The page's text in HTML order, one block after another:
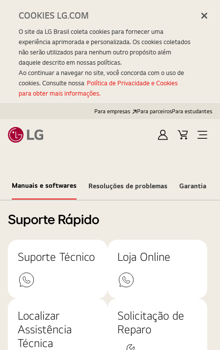
Para empresas Para parceirosPara estudantes
EntrarCarrinhoOpen
Manuais e softwares Resoluções de problemas Garantia
Suporte Rápido
Suporte Técnico Loja Online
Localizar
Assistência
Técnica
Solicitação de
Reparo
COOKIES LG.COM
O site da LG Brasil coleta cookies para fornecer uma
experiência aprimorada e personalizada. Os cookies coletados
não serão utilizados para nenhum outro propósito além
daquele descrito em nossas políticas.
Ao continuar a navegar no site, você concorda com o uso de
cookies. Consulte nossa Política de Privacidade e Cookies
para obter mais informações.